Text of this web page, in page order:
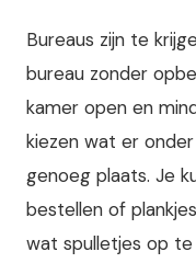
Bureaus zijn te
bureau zonder
kamer open en
kiezen wat er
genoeg plaats. Je
bestellen of
wat spulletjes op